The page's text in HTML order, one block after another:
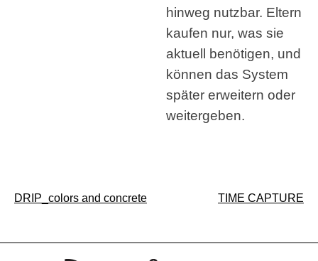
hinweg nutzbar. Eltern
kaufen nur, was sie
aktuell benötigen, und
können das System
später erweitern oder
weitergeben.
Beitragsnavigation
DRIP_colors and concrete TIME CAPTURE